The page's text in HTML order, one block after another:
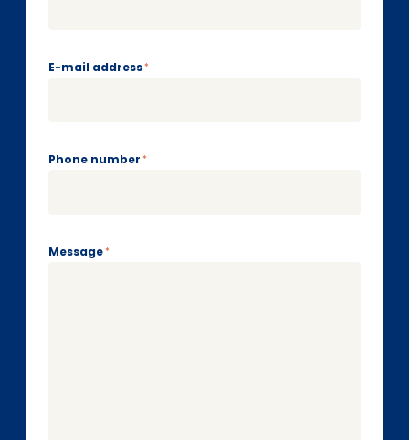
E-mail address*
Phone number *
Message*